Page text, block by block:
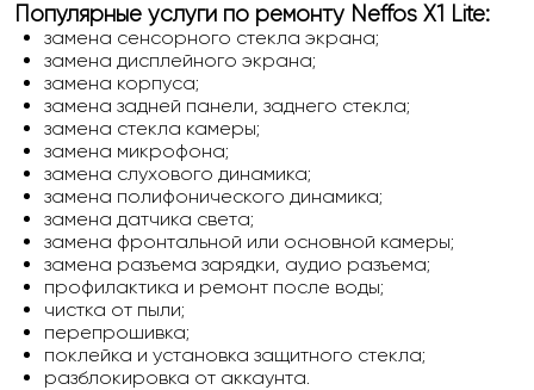
Популярные услуги по ремонту Neffos X1 Lite:
замена сенсорного стекла экрана;
замена дисплейного экрана;
замена корпуса;
замена задней панели, заднего стекла;
замена стекла камеры;
замена микрофона;
замена слухового динамика;
замена полифонического динамика;
замена датчика света;
замена фронтальной или основной камеры;
замена разъема зарядки, аудио разъема;
профилактика и ремонт после воды;
чистка от пыли;
перепрошивка;
поклейка и установка защитного стекла;
разблокировка от аккаунта.